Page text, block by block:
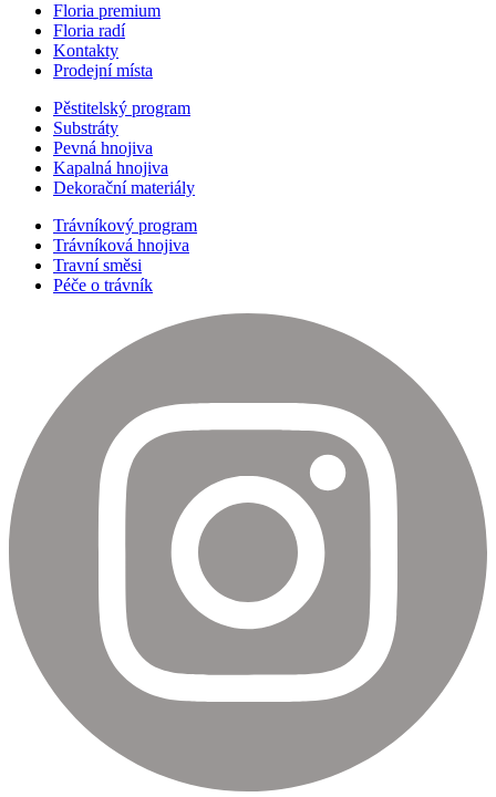
Floria premium
Floria radí
Kontakty
Prodejní místa
Pěstitelský program
Substráty
Pevná hnojiva
Kapalná hnojiva
Dekorační materiály
Trávníkový program
Trávníková hnojiva
Travní směsi
Péče o trávník